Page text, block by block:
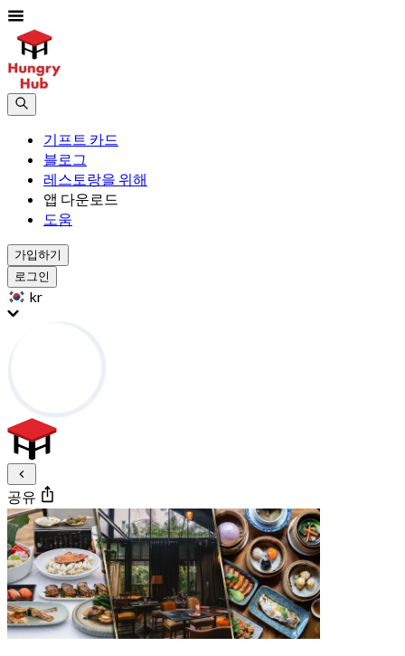
기프트 카드
블로그
레스토랑을 위해
앱 다운로드
도움
가입하기
로그인
kr
공유